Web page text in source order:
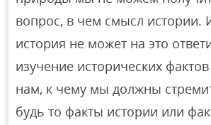
вопрос, в чем смысл истории.
история не может на это
изучение исторических
нам, к чему мы должны
будь то факты истории или